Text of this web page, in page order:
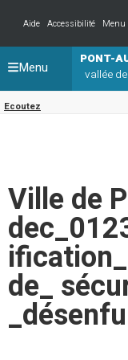
Aide
Accessibilité Menu
PONT-
vallée
Ecoutez
Menu
Ville de
de_